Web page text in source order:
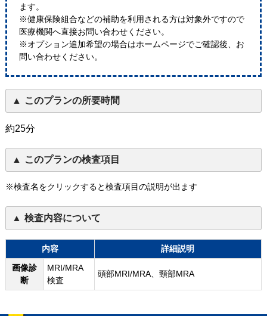
ます。
※健康保険組合などの補助を利用される方は対象外ですので
医療機関へ直接お問い合わせください。
※オプション追加希望の場合はホームページでご確認後、お
問い合わせください。
このプランの所要時間
約25分
このプランの検査項目
※検査名をクリックすると検査項目の説明が出ます
検査内容について
内容
詳細説明
画像診
断
MRI/MRA
検査
頭部MRI/MRA、頸部MRA